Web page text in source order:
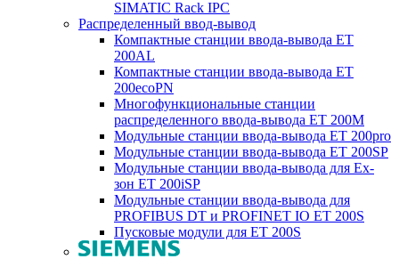
SIMATIC Rack IPC
Распределенный ввод-вывод
Компактные станции ввода-вывода ET
200AL
Компактные станции ввода-вывода ET
200ecoPN
Многофункциональные станции
распределенного ввода-вывода ET 200M
Модульные станции ввода-вывода ET 200pro
Модульные станции ввода-вывода ET 200SP
Модульные станции ввода-вывода для Ex-
зон ET 200iSP
Модульные станции ввода-вывода для
PROFIBUS DT и PROFINET IO ET 200S
Пусковые модули для ET 200S